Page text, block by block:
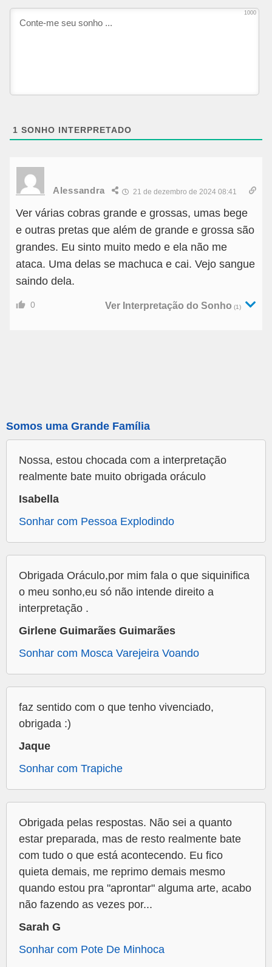
1000
1 SONHO INTERPRETADO
Alessandra 21 de dezembro de 2024 08:41
Ver várias cobras grande e grossas, umas bege
e outras pretas que além de grande e grossa são
grandes. Eu sinto muito medo e ela não me
ataca. Uma delas se machuca e cai. Vejo sangue
saindo dela.
0 Ver Interpretação do Sonho (1)
Somos uma Grande Família
Nossa, estou chocada com a interpretação
realmente bate muito obrigada oráculo
Isabella
Sonhar com Pessoa Explodindo
Obrigada Oráculo,por mim fala o que siquinifica
o meu sonho,eu só não intende direito a
interpretação .
Girlene Guimarães Guimarães
Sonhar com Mosca Varejeira Voando
faz sentido com o que tenho vivenciado,
obrigada :)
Jaque
Sonhar com Trapiche
Obrigada pelas respostas. Não sei a quanto
estar preparada, mas de resto realmente bate
com tudo o que está acontecendo. Eu fico
quieta demais, me reprimo demais mesmo
quando estou pra "aprontar" alguma arte, acabo
não fazendo as vezes por...
Sarah G
Sonhar com Pote De Minhoca